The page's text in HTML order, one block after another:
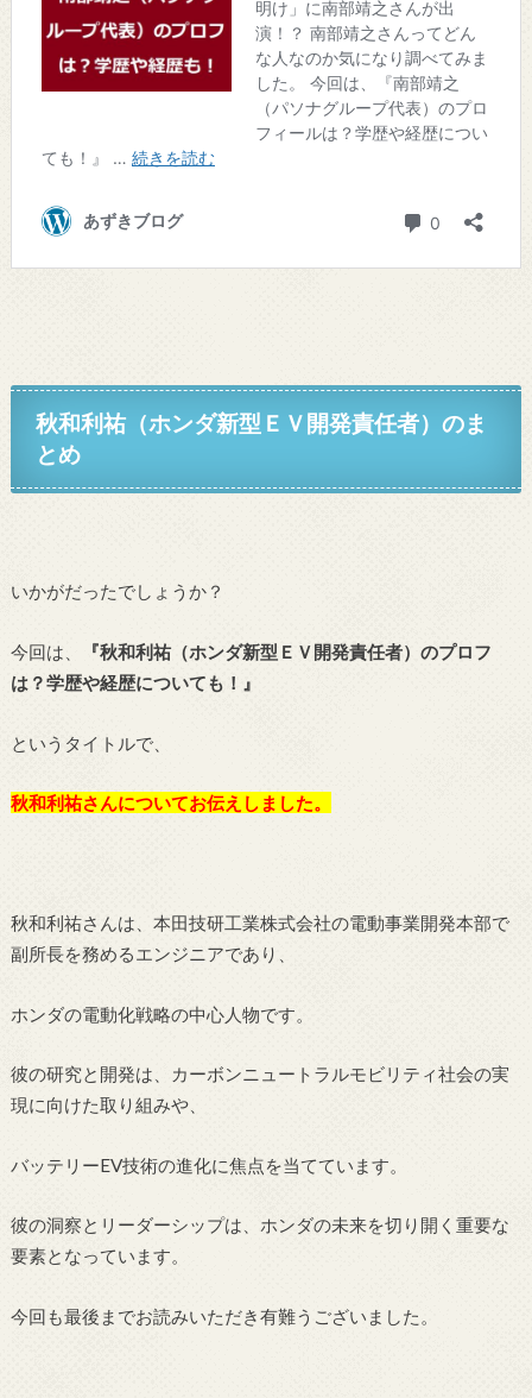
秋和利祐（ホンダ新型ＥＶ開発責任者）のま
とめ
いかがだったでしょうか？
今回は、
『秋和利祐（ホンダ新型ＥＶ開発責任者）のプロフ
は？学歴や経歴についても！』
というタイトルで、
秋和利祐さんについてお伝えしました。
秋和利祐さんは、本田技研工業株式会社の電動事業開発本部で
副所長を務めるエンジニアであり、
ホンダの電動化戦略の中心人物です。
彼の研究と開発は、カーボンニュートラルモビリティ社会の実
現に向けた取り組みや、
バッテリーEV技術の進化に焦点を当てています。
彼の洞察とリーダーシップは、ホンダの未来を切り開く重要な
要素となっています。
今回も最後までお読みいただき有難うございました。